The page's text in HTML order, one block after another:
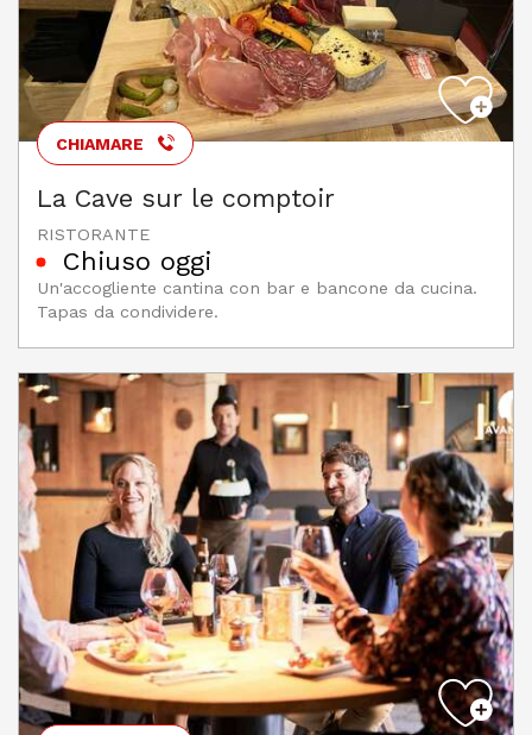
CHIAMARE
La Cave sur le comptoir
RISTORANTE
Chiuso oggi
Un'accogliente cantina con bar e bancone da cucina.
Tapas da condividere.